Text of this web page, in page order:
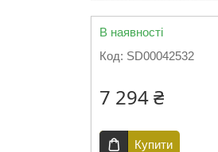
В наявності
Код: SD00042532
7 294 ₴
Купити